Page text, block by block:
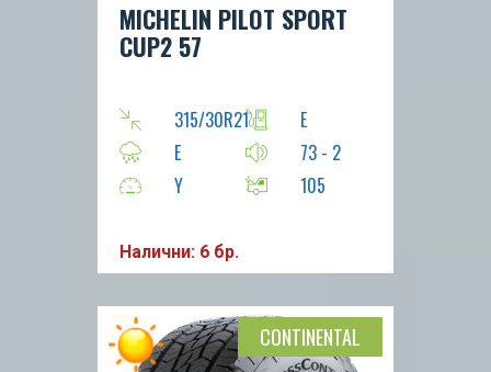
MICHELIN PILOT SPORT
CUP2 57
315/30R21
E
E
73 - 2
Y
105
Налични: 6 бр.
CONTINENTAL